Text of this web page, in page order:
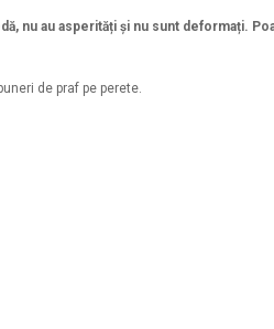
nu au asperități și nu sunt deformați.
de praf pe perete.